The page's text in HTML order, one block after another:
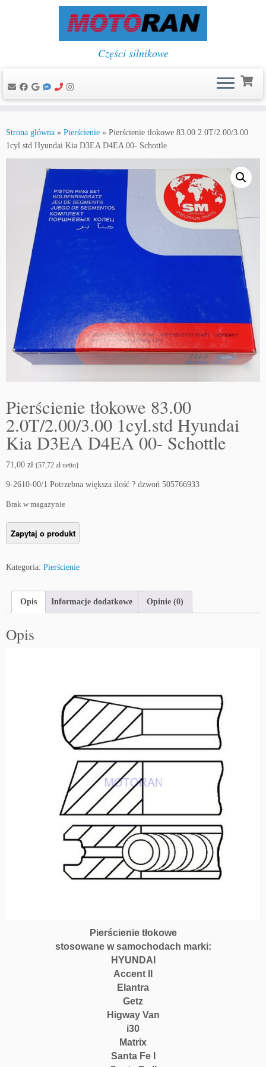
do
treści
Części silnikowe
Strona główna » Pierścienie » Pierścienie tłokowe 83.00 2.0T/2.00/3.00
1cyl.std Hyundai Kia D3EA D4EA 00- Schottle
Pierścienie tłokowe 83.00
2.0T/2.00/3.00 1cyl.std Hyundai
Kia D3EA D4EA 00- Schottle
71,00 zł (57,72 zł netto)
9-2610-00/1 Potrzebna większa ilość ? dzwoń 505766933
Brak w magazynie
Kategoria: Pierścienie
Opis Informacje dodatkowe Opinie (0)
Opis
Pierścienie tłokowe
stosowane w samochodach marki:
HYUNDAI
Accent II
Elantra
Getz
Higway Van
i30
Matrix
Santa Fe I